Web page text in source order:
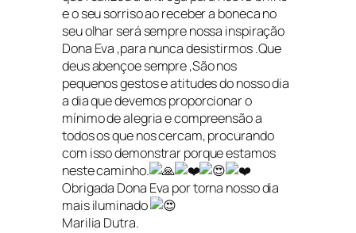
e o seu sorriso ao receber a boneca no
seu olhar será sempre nossa inspiração
Dona Eva ,para nunca desistirmos .Que
deus abençoe sempre ,São nos
pequenos gestos e atitudes do nosso dia
a dia que devemos proporcionar o
mínimo de alegria e compreensão a
todos os que nos cercam, procurando
com isso demonstrar porque estamos
neste caminho.
Obrigada Dona Eva por torna nosso dia
mais iluminado
Marilia Dutra.